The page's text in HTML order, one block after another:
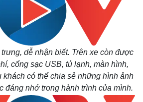
dễ nhận biết. Trên xe còn được
cổng sạc USB, tủ lạnh, màn hình,
khách có thể chia sẻ những hình ảnh
đáng nhớ trong hành trình của mình.